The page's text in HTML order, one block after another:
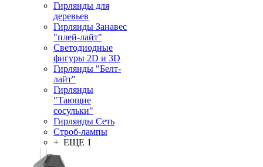
Гирлянды для
деревьев
Гирлянды Занавес
"плей-лайт"
Светодиодные
фигуры 2D и 3D
Гирлянды "Белт-
лайт"
Гирлянды
"Тающие
сосульки"
Гирлянды Сеть
Строб-лампы
+ ЕЩЕ 1